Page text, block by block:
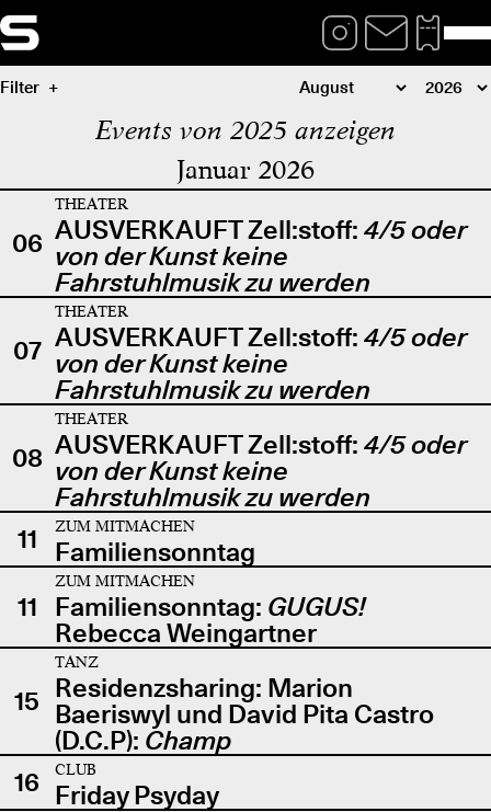
Filter
Events von 2025 anzeigen
Januar 2026
06
THEATER
AUSVERKAUFT Zell:stoff: 4/5 oder
von der Kunst keine
Fahrstuhlmusik zu werden
07
THEATER
AUSVERKAUFT Zell:stoff: 4/5 oder
von der Kunst keine
Fahrstuhlmusik zu werden
08
THEATER
AUSVERKAUFT Zell:stoff: 4/5 oder
von der Kunst keine
Fahrstuhlmusik zu werden
11
ZUM MITMACHEN
Familiensonntag
11
ZUM MITMACHEN
Familiensonntag: GUGUS!
Rebecca Weingartner
15
TANZ
Residenzsharing: Marion
Baeriswyl und David Pita Castro
(D.C.P): Champ
16
CLUB
Friday Psyday